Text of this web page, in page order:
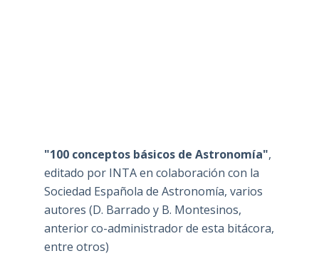
"100 conceptos básicos de Astronomía",
editado por INTA en colaboración con la
Sociedad Española de Astronomía, varios
autores (D. Barrado y B. Montesinos,
anterior co-administrador de esta bitácora,
entre otros)